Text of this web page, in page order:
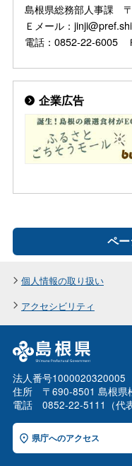
島根県総務部人事課
Ｅメール：
電話：0852-22-6005
企業広告
ペ
個人情報の取り扱い
アクセシビリティ
法人番号1000020320005
住所 〒690-8501 島根県
電話 0852-22-5111（代表
県庁へのアクセス